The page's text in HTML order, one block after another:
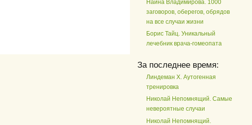
Наина Владимирова. 1000
заговоров, оберегов, обрядов
на все случаи жизни
Борис Тайц. Уникальный
лечебник врача-гомеопата
За последнее время:
Линдеман Х. Аутогенная
тренировка
Николай Непомнящий. Самые
невероятные случаи
Николай Непомнящий.